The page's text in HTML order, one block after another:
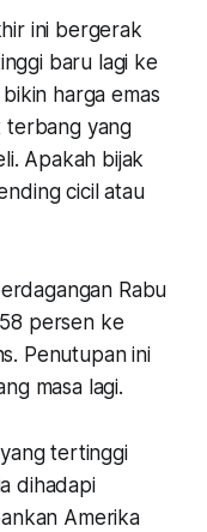
ini bergerak
baru lagi ke
harga emas
terbang yang
Apakah bijak
cicil atau
Rabu
persen ke
Penutupan ini
masa lagi.
tertinggi
dihadapi
Amerika